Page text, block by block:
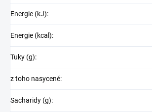
Energie (kJ):
Energie (kcal):
Tuky (g):
z toho nasycené:
Sacharidy (g):